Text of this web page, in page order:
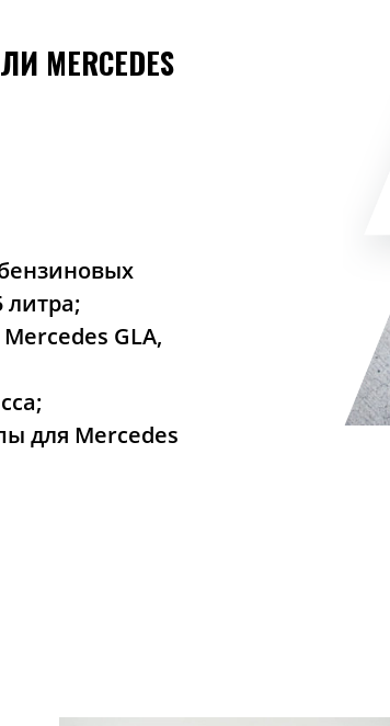
литра;
GLA,
для Mercedes